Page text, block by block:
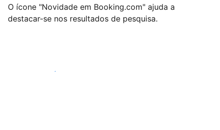
O ícone "Novidade em Booking.com" ajuda a
destacar-se nos resultados de pesquisa.
Comece hoje mesmo